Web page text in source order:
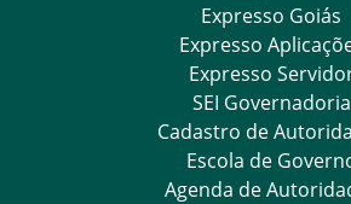
Expresso Goiás
Expresso
Expresso
SEI Governadoria
Cadastro de
Escola de
Agenda de